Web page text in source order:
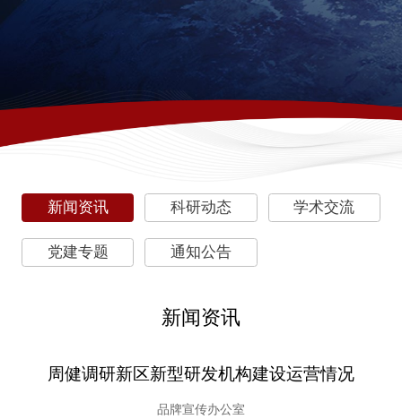
新闻资讯
新闻资讯 科研动态 学术交流
党建专题 通知公告
周健调研新区新型研发机构建设运营情况
品牌宣传办公室